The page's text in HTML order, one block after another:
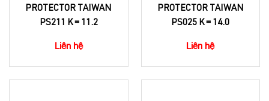
PROTECTOR TAIWAN
PS211 K = 11.2
Liên hệ
PROTECTOR TAIWAN
PS025 K = 14.0
Liên hệ